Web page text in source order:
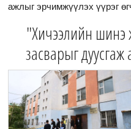
ажлыг эрчимжүүлэх үүрэг
"Хичээлийн шинэ
засварыг